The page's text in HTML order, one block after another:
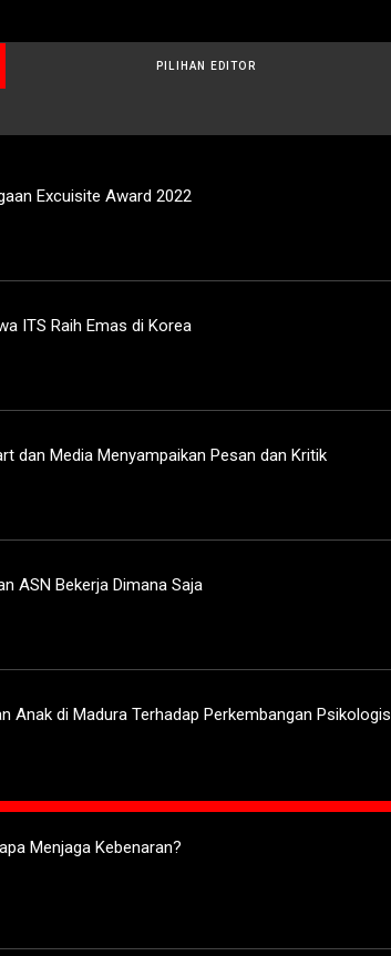
PILIHAN EDITOR
Excuisite Award 2022
ITS Raih Emas di Korea
dan Media Menyampaikan Pesan dan Kritik
ASN Bekerja Dimana Saja
Anak di Madura Terhadap Perkembangan Psikologis
Menjaga Kebenaran?